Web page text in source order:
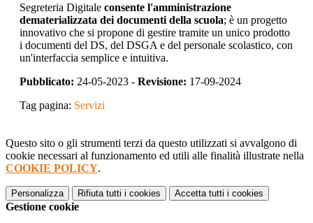
Segreteria Digitale consente l'amministrazione
dematerializzata dei documenti della scuola; è un progetto
innovativo che si propone di gestire tramite un unico prodotto
i documenti del DS, del DSGA e del personale scolastico, con
un'interfaccia semplice e intuitiva.
Pubblicato: 24-05-2023 - Revisione: 17-09-2024
Tag pagina: Servizi
Questo sito o gli strumenti terzi da questo utilizzati si avvalgono di
cookie necessari al funzionamento ed utili alle finalità illustrate nella
COOKIE POLICY.
Personalizza Rifiuta tutti i cookies Accetta tutti i cookies
Gestione cookie